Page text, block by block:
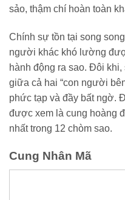
sảo, thậm chí hoàn toàn
Chính sự tồn tại song
người khác khó lường
hành động ra sao. Đôi
giữa cả hai “con người
phức tạp và đầy bất ngờ.
được xem là cung hoàng
nhất trong 12 chòm sao.
Cung Nhân Mã